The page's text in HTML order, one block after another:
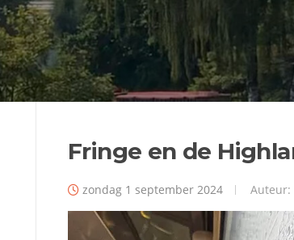
Fringe en de
zondag 1 september 2024 Auteur: